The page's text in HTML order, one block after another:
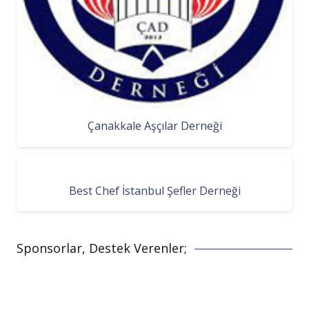
Çanakkale Aşçılar Derneği
Best Chef İstanbul Şefler Derneği
Sponsorlar, Destek Verenler;